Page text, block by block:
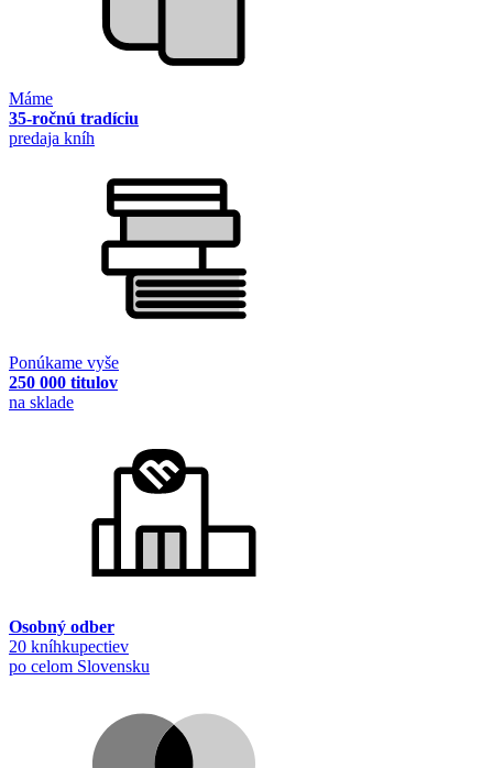
Máme
35-ročnú tradíciu
predaja kníh
Ponúkame vyše
250 000 titulov
na sklade
Osobný odber
20 kníhkupectiev
po celom Slovensku